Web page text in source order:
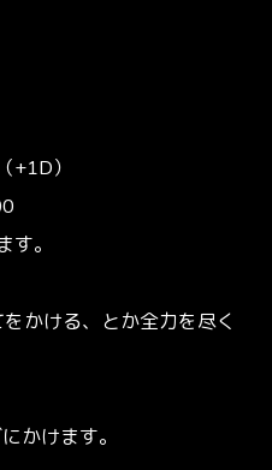
）
。
かける、とか全力を尽く
かけます。